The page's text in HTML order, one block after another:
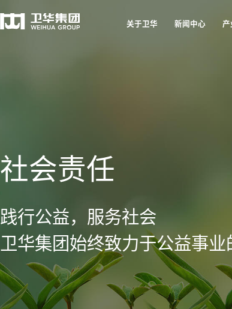
关于卫华
新闻中心
产
社会责任
践行公益，服务社会
卫华集团始终致力于公益事